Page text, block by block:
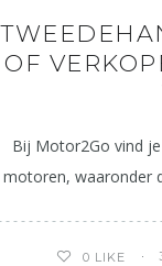
OF
Bij Motor2Go vind
motoren, waaronder
0 LIKE